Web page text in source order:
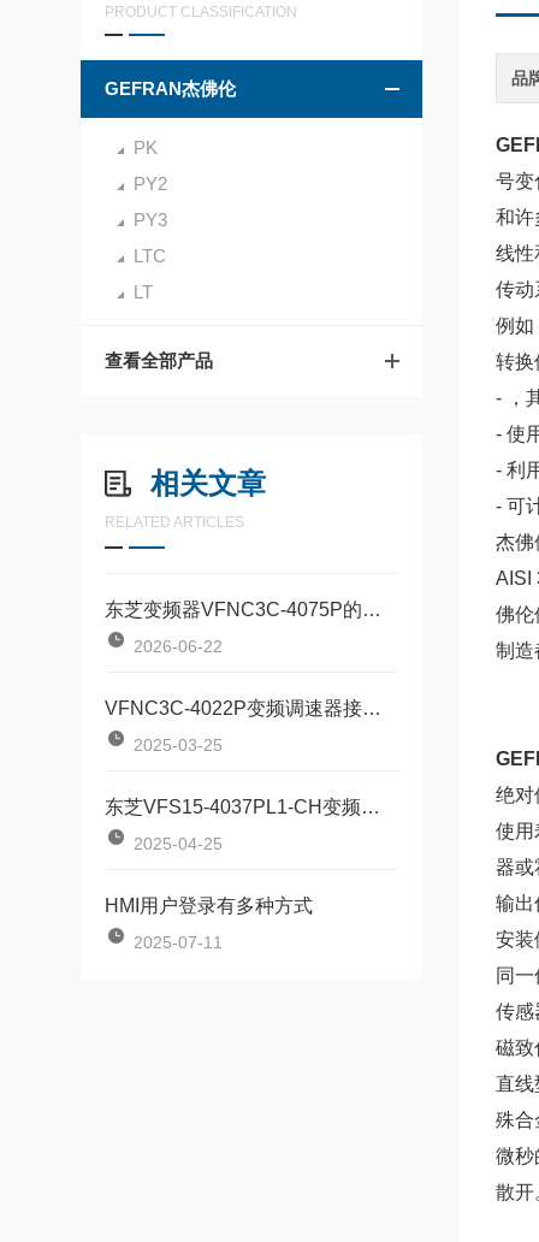
PRODUCT CLASSIFICATION
GEFRAN杰佛伦
PK
PY2
PY3
LTC
LT
查看全部产品
相关文章
RELATED ARTICLES
东芝变频器VFNC3C-4075P的再生制动电阻怎么配
2026-06-22
VFNC3C-4022P变频调速器接线方式全解析
2025-03-25
东芝VFS15-4037PL1-CH变频器具备高效驱动与智能控制
2025-04-25
HMI用户登录有多种方式
2025-07-11
品
号变
和许
线性
传动
例如
转换
- ，
- 使
- 利
- 可
杰佛
AISI
佛伦
制造
绝对
使用
器或
输出
安装
同
传感
磁致
直线
殊合
微秒
散开